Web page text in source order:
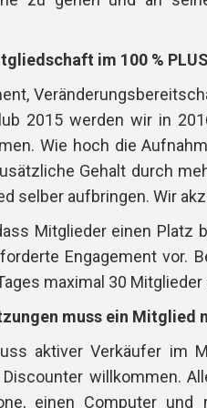
im 100 %
2015 werden wir in
Wie hoch die
Gehalt durch
selber aufbringen. Wir
Mitglieder einen Platz
Engagement vor.
maximal 30
muss ein Mitglied
aktiver Verkäufer im
willkommen.
einen Computer